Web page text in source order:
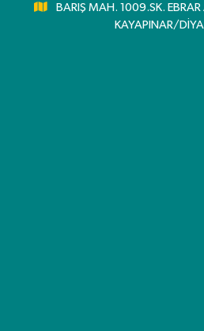
BARIŞ MAH. 1009.SK.
KAYAPINAR/